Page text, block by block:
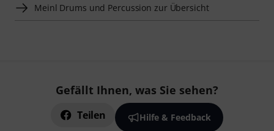
Meinl Drums und Percussion zur Übersicht
Gefällt Ihnen, was Sie sehen?
Teilen Hilfe & Feedback